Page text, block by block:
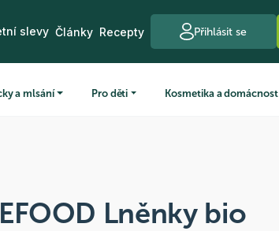
slevy Články Recepty Přihlásit se
a mlsání Pro děti Kosmetika a domácnost
Lněnky bio